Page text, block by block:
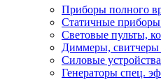
Приборы полного
Статичные
Световые пульты,
Диммеры, свитчеры
Силовые
Генераторы спец.